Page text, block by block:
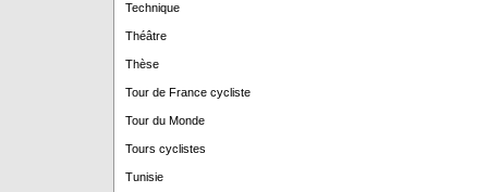
Technique
Théâtre
Thèse
Tour de France cycliste
Tour du Monde
Tours cyclistes
Tunisie